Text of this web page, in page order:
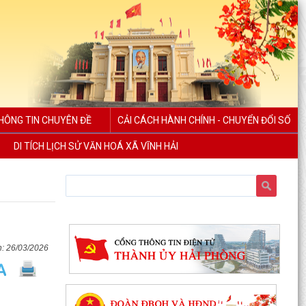
TIN CHUYÊN ĐỀ CẢI CÁCH HÀNH CHÍNH - CHUYỂN ĐỔI SỐ
DI TÍCH LỊCH SỬ VĂN HOÁ XÃ VĨNH HẢI
26/03/2026